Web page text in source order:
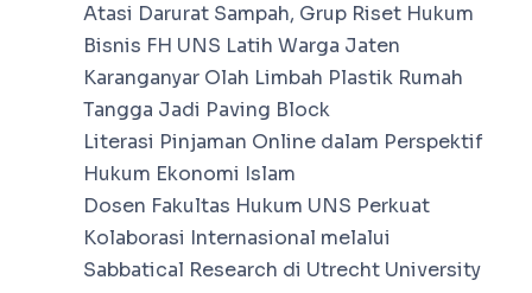
Atasi Darurat Sampah, Grup Riset Hukum
Bisnis FH UNS Latih Warga Jaten
Karanganyar Olah Limbah Plastik Rumah
Tangga Jadi Paving Block
Literasi Pinjaman Online dalam Perspektif
Hukum Ekonomi Islam
Dosen Fakultas Hukum UNS Perkuat
Kolaborasi Internasional melalui
Sabbatical Research di Utrecht University